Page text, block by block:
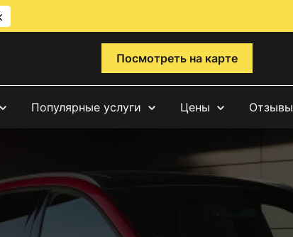
Посмотреть на карте
Популярные услуги Цены Отзывы